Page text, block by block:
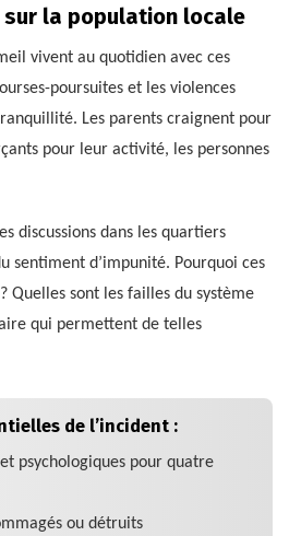
sur la population locale
vivent au quotidien avec ces
poursuites et les violences
Les parents craignent pour
pour leur activité, les personnes
discussions dans les quartiers
sentiment d’impunité. Pourquoi ces
Quelles sont les failles du système
qui permettent de telles
de l’incident :
psychologiques pour quatre
ou détruits